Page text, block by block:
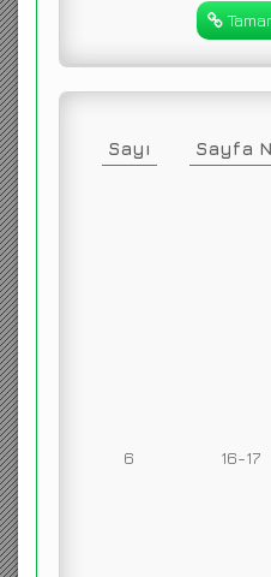
Sayı Sayfa
6 16-17